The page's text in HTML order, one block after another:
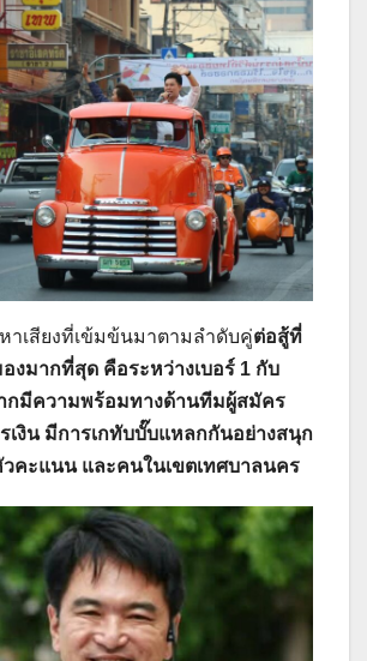
าเสียงที่เข้มข้นมาตามลำดับคู่ต่อสู้ที่
งมากที่สุด คือระหว่างเบอร์ 1 กับ
ากมีความพร้อมทางด้านทีมผู้สมัคร
เงิน มีการเกทับบั๊บแหลกกันอย่างสนุก
คะแนน และคนในเขตเทศบาลนคร